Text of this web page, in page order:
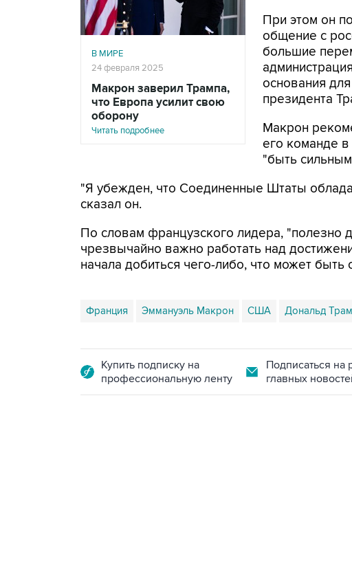
В МИРЕ
24 февраля 2025
Макрон заверил Трампа,
что Европа усилит свою
оборону
Читать подробнее
При этом он
общение с
большие
основания
президента
Макрон
его команде
"быть
"Я убежден, что Соединенные Штаты
сказал он.
По словам французского лидера, "полезно
чрезвычайно важно работать над
начала добиться чего-либо, что может
Франция Эммануэль Макрон США Дональд
Купить подписку на
профессиональную ленту
Подписаться на
главных